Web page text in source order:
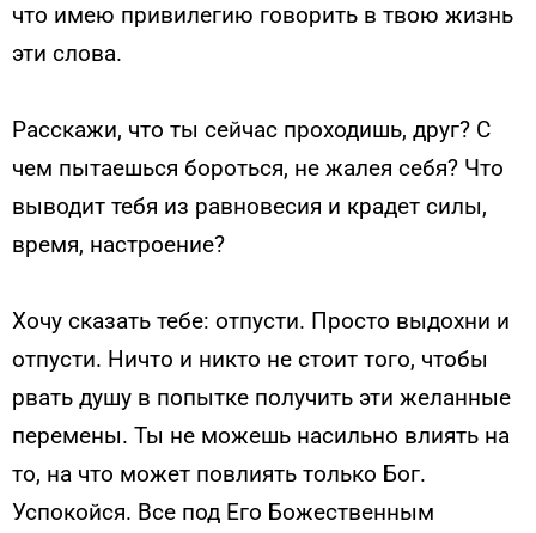
что имею привилегию говорить в твою жизнь
эти слова.
Расскажи, что ты сейчас проходишь, друг? С
чем пытаешься бороться, не жалея себя? Что
выводит тебя из равновесия и крадет силы,
время, настроение?
Хочу сказать тебе: отпусти. Просто выдохни и
отпусти. Ничто и никто не стоит того, чтобы
рвать душу в попытке получить эти желанные
перемены. Ты не можешь насильно влиять на
то, на что может повлиять только Бог.
Успокойся. Все под Его Божественным